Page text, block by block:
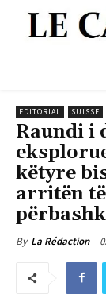
EDITORIAL SUISSE
Raundi i
këtyre
arritën
By La Rédaction